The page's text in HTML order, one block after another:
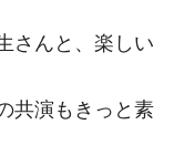
さんと、楽しい
共演もきっと素